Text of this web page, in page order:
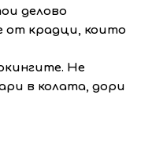
делово
от крадци, които
Не
в колата, дори